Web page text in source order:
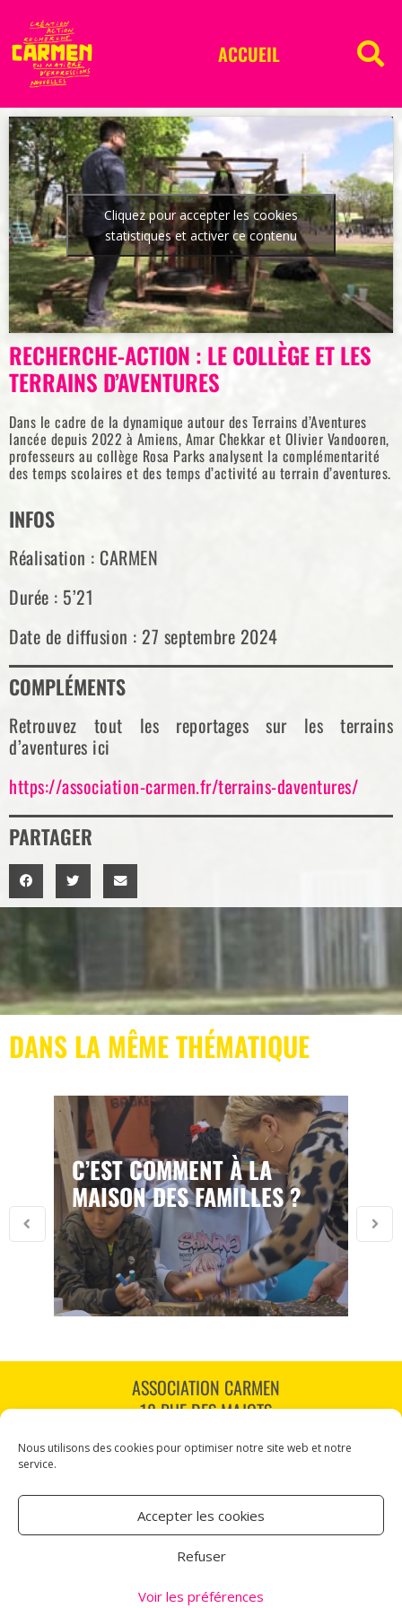
Nous utilisons des cookies pour optimiser notre site web et notre
service.
Accepter les cookies
Refuser
Voir les préférences
ACCUEIL
Cliquez pour accepter les cookies
statistiques et activer ce contenu
RECHERCHE-ACTION : LE COLLÈGE ET LES
TERRAINS D’AVENTURES
Dans le cadre de la dynamique autour des Terrains d’Aventures
lancée depuis 2022 à Amiens, Amar Chekkar et Olivier Vandooren,
professeurs au collège Rosa Parks analysent la complémentarité
des temps scolaires et des temps d’activité au terrain d’aventures.
INFOS
Réalisation : CARMEN
Durée : 5’21
Date de diffusion : 27 septembre 2024
COMPLÉMENTS
Retrouvez tout les reportages sur les terrains
d’aventures ici
https://association-carmen.fr/terrains-daventures/
PARTAGER
DANS LA MÊME THÉMATIQUE
C’EST COMMENT À LA
MAISON DES FAMILLES ?
ASSOCIATION CARMEN
18 RUE DES MAJOTS
TÉL : 03 60 12 34 10
NOUS SUIVRE